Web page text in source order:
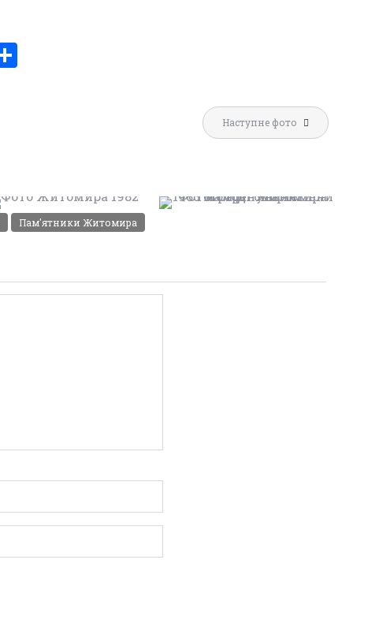
и
с
Наступне фото
Фото
Житомир
(1980-1990)
Фото
Пам'ятники Житомира